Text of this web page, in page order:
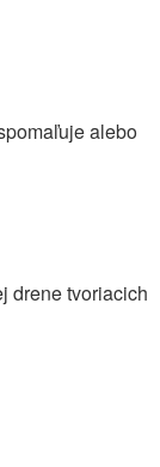
alebo
drene tvoriacich